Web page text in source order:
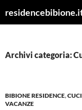
Archivi categoria:
BIBIONE RESIDENCE,
VACANZE